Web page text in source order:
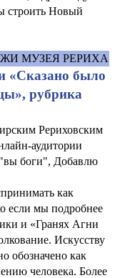
строить Новый
МУЗЕЯ РЕРИХА
«Сказано было
рубрика
Рериховским
аудитории
боги", Добавлю
как
если мы подробнее
и «Гранях Агни
Искусству
обозначено как
человека. Более